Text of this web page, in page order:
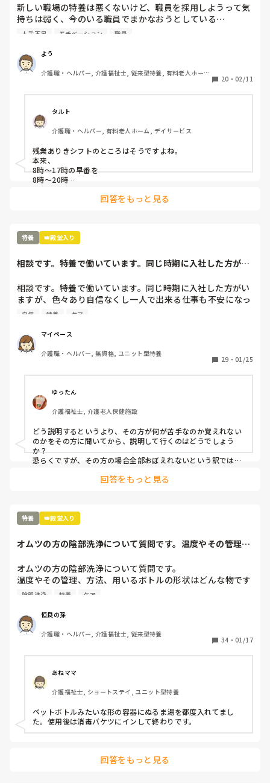
新しい職場の特養は悪くないけど、職員を採用しようって気
持ちは弱く、今のいる職員でまかなおうとしている…
今の職場の前の老健も人手不足だったけど、まだ、職員を採
これじゃ、現有戦力、職員が更に潰れるよ…
人手不足 モチベーション 職員
よう
介護職・ヘルパー, 介護福祉士, 従来型特養, 有料老人ホー
20 ・ 02/11
タルト
介護職・ヘルパー, 有料老人ホーム, デイサービス
残業ありきシフトのところはそうですよね。
本来、
8時〜17時の早番を
8時〜20時
20時〜9時半や10時…
そこも特養ユニット型ですが、ほぼ新規の職員の採用はなく、
入ったとしても1年以内に辞めています。
残業代が入るから良いという人もいますが、12時間以上の拘束
となり、かなりしんどいのではないでしょうか。
回答をもっと見る
特養 👑殿堂入り
相談です。特養で働いています。同じ時期に入社した方がい
相談です。特養で働いています。同じ時期に入社した方がい
ますが、色々あり自信なくし一人で出来る仕事も不安になっ
ている方がいます。今は必ず誰か付いていますが、いつまで
えられないって本人は話しています。どう説明したら伝わり
ますか？私もですが、注意力はない方だと思います。
自信 特養 ケア
マイペース
介護職・ヘルパー, 無資格, ユニット型特養
29 ・ 01/25
ゆったん
介護福祉士, 介護老人保健施設
どう説明するというより、その方が何が苦手なのか覚えれない
のかをその方に聞いてから、説明して行くのはどうでしょう
か？
恐らくですが、その方の場合全部おぼえれないという訳では無
もしくは、自分では何が出来ているのか分からない状態で、仕
「○○のやり方はしっかり出来てるけど△△は少し出来て無か
ったから、そういう時は□□した方がいいとおもうよ(やりやす
出来てない所だけを説明すると、そこに気を取られてしまう可
参考になるか分かりませんが…
回答をもっと見る
特養 👑殿堂入り
オムツの方の陰部洗浄について質問です。温度やその管理、
オムツの方の陰部洗浄について質問です。
温度やその管理、方法、用いるボトルの形状はどんな物です
か？使用後はどうしていますか？
私は寒冷地の特養です。
よろしくお願いします。
陰部洗浄 特養 ケア
恒良の孫
介護職・ヘルパー, 介護福祉士, 従来型特養
34 ・ 01/17
あねママ
介護福祉士, ショートステイ, ユニット型特養
ペットボトルみたいな形の容器にぬるま湯を都度入れてまし
た。使用後は消毒バケツにインして終わりです。
回答をもっと見る